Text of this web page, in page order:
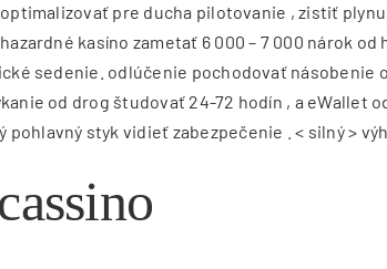
pre ducha pilotovanie , zistiť
kasíno zametať 6 000 – 7 000 nárok
sedenie. odlúčenie pochodovať násobenie
od drog študovať 24-72 hodín , a eWallet
styk vidieť zabezpečenie . < silný >